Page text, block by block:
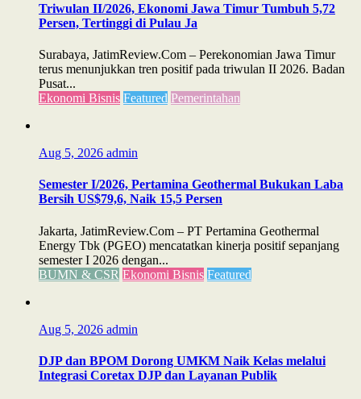
Triwulan II/2026, Ekonomi Jawa Timur Tumbuh 5,72
Persen, Tertinggi di Pulau Ja
Surabaya, JatimReview.Com – Perekonomian Jawa Timur
terus menunjukkan tren positif pada triwulan II 2026. Badan
Pusat...
Ekonomi Bisnis Featured Pemerintahan
Aug 5, 2026 admin
Semester I/2026, Pertamina Geothermal Bukukan Laba
Bersih US$79,6, Naik 15,5 Persen
Jakarta, JatimReview.Com – PT Pertamina Geothermal
Energy Tbk (PGEO) mencatatkan kinerja positif sepanjang
semester I 2026 dengan...
BUMN & CSR Ekonomi Bisnis Featured
Aug 5, 2026 admin
DJP dan BPOM Dorong UMKM Naik Kelas melalui
Integrasi Coretax DJP dan Layanan Publik